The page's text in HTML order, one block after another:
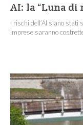
AI: la “Luna di
I rischi dell’AI siano stati
imprese saranno costrette